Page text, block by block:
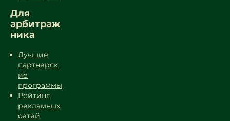
Для
арбитраж
ника
Лучшие
партнерск
ие
программы
Рейтинг
рекламных
сетей